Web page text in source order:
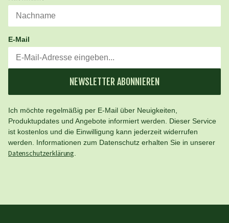
E-Mail
NEWSLETTER ABONNIEREN
Ich möchte regelmäßig per E-Mail über Neuigkeiten,
Produktupdates und Angebote informiert werden. Dieser Service
ist kostenlos und die Einwilligung kann jederzeit widerrufen
werden. Informationen zum Datenschutz erhalten Sie in unserer
Datenschutzerklärung.